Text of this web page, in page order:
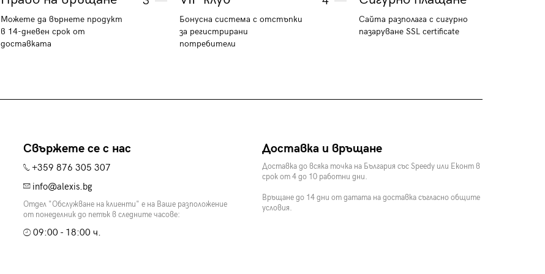
Можете да върнете продукт
в 14-дневен срок от
доставката
Бонусна система с отстъпки
за регистрирани
потребители
Сайта разполага с сигурно
пазаруване SSL certificate
Свържете се с нас
+359 876 305 307
info@alexis.bg
Отдел "Обслужване на клиенти" е на Ваше разположение
от понеделник до петък в следните часове:
09:00 - 18:00 ч.
Доставка и връщане
Доставка до всяка точка на България със Speedy или Еконт в
срок от 4 до 10 работни дни.
Връщане до 14 дни от датата на доставка съгласно общите
условия.